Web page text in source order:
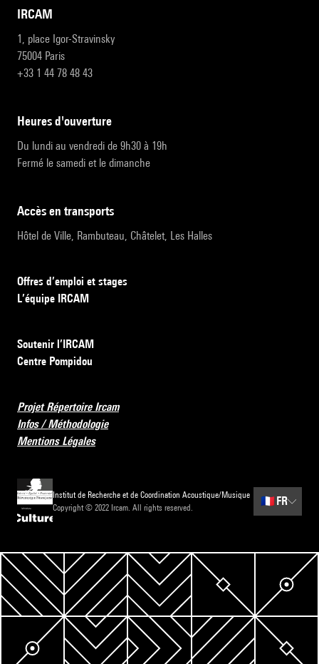
IRCAM
1, place Igor-Stravinsky
75004 Paris
+33 1 44 78 48 43
heures d'ouverture
Du lundi au vendredi de 9h30 à 19h
Fermé le samedi et le dimanche
accès en transports
Hôtel de Ville, Rambuteau, Châtelet, Les Halles
Offres d’emploi et stages
L’équipe IRCAM
Soutenir l’IRCAM
Centre Pompidou
Projet Répertoire Ircam
Infos / Méthodologie
Mentions Légales
Institut de Recherche et de Coordination Acoustique/Musique
Copyright © 2022 Ircam. All rights reserved.
🇫🇷 FR